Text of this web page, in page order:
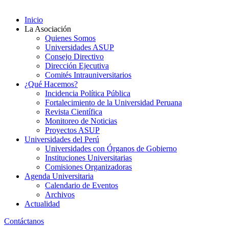
Inicio
La Asociación
Quienes Somos
Universidades ASUP
Consejo Directivo
Dirección Ejecutiva
Comités Intrauniversitarios
¿Qué Hacemos?
Incidencia Política Pública
Fortalecimiento de la Universidad Peruana
Revista Científica
Monitoreo de Noticias
Proyectos ASUP
Universidades del Perú
Universidades con Órganos de Gobierno
Instituciones Universitarias
Comisiones Organizadoras
Agenda Universitaria
Calendario de Eventos
Archivos
Actualidad
Contáctanos